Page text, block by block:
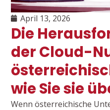
April 13, 2026
Die
der Cloud-
wie Sie sie
Wenn österreichische